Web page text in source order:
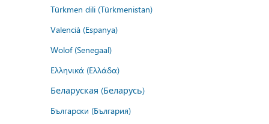
Türkmen dili (Türkmenistan)
Valencià (Espanya)
Wolof (Senegaal)
Ελληνικά (Ελλάδα)
Беларуская (Беларусь)
Български (България)